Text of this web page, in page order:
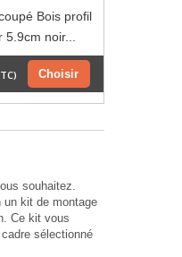
Bois profil
noir...
Choisir
souhaitez.
un kit de montage
Ce kit vous
sélectionné